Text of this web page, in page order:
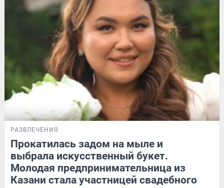
РАЗВЛЕЧЕНИЯ
Прокатилась задом на мыле и
выбрала искусственный букет.
Молодая предпринимательница из
Казани стала участницей свадебного